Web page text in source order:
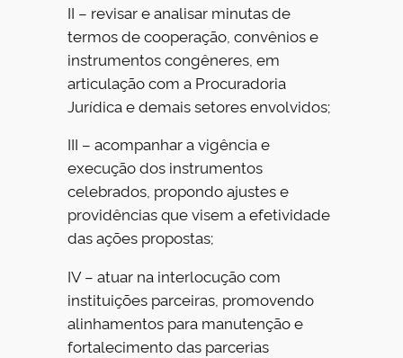
II – revisar e analisar minutas de
termos de cooperação, convênios e
instrumentos congêneres, em
articulação com a Procuradoria
Jurídica e demais setores envolvidos;
III – acompanhar a vigência e
execução dos instrumentos
celebrados, propondo ajustes e
providências que visem a efetividade
das ações propostas;
IV – atuar na interlocução com
instituições parceiras, promovendo
alinhamentos para manutenção e
fortalecimento das parcerias